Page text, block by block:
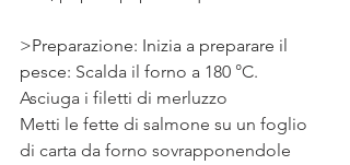
>Preparazione: Inizia a preparare il
pesce: Scalda il forno a 180 °C.
Asciuga i filetti di merluzzo
Metti le fette di salmone su un foglio
di carta da forno sovrapponendole